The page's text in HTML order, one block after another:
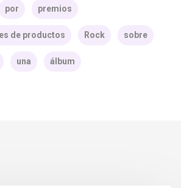
por premios
de productos Rock sobre
una álbum